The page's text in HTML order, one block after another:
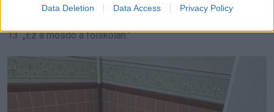
Data Deletion Data Access Privacy Policy
13. „Ez a mosdó a főiskolán.”